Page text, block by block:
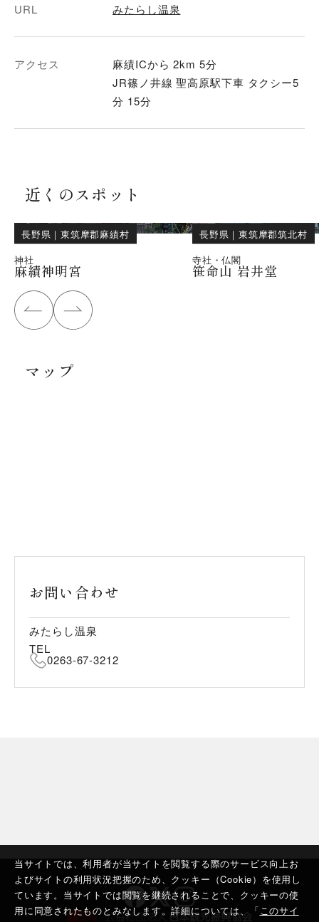
当サイトでは、利用者が当サイトを閲覧する際のサービス向上お
よびサイトの利用状況把握のため、クッキー（Cookie）を使用し
ています。当サイトでは閲覧を継続されることで、クッキーの使
用に同意されたものとみなします。詳細については、「このサイ
URL みたらし温泉
アクセス
麻績ICから 2km 5分
JR篠ノ井線 聖高原駅下車 タクシー5
分 15分
近くのスポット
長野県 ｜東筑摩郡麻績村
神社
麻績神明宮
長野県 ｜東筑摩郡筑北村
寺社・仏閣
笹命山 岩井堂
マップ
お問い合わせ
みたらし温泉
TEL
0263-67-3212